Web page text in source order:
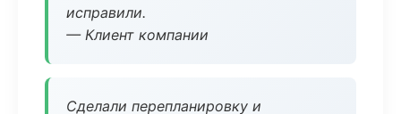
исправили.
— Клиент компании
Сделали перепланировку и